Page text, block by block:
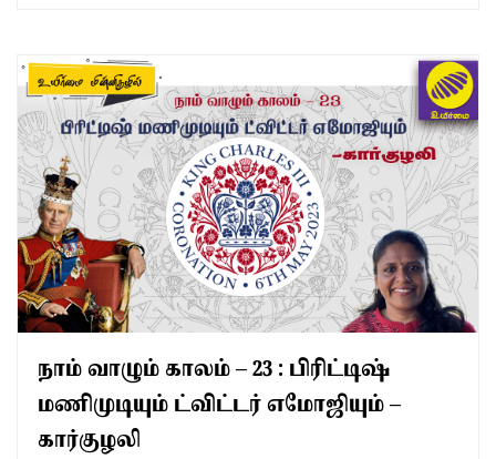
நாம் வாழும் காலம் – 23 : பிரிட்டிஷ்
மணிமுடியும் ட்விட்டர் எமோஜியும் –
கார்குழலி